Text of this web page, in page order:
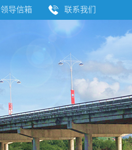
领导信箱 联系我们